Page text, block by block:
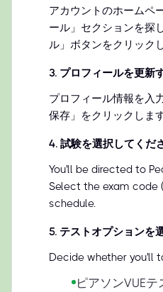
アカウントのホームペ
ール」セクションを探
ル」ボタンをクリック
3. プロフィールを更新
プロフィール情報を入
保存」をクリックします
4. 試験を選択してくだ
You'll be directed to
Select the exam code
schedule.
5. テストオプションを
Decide whether you'll
ピアソンVUE